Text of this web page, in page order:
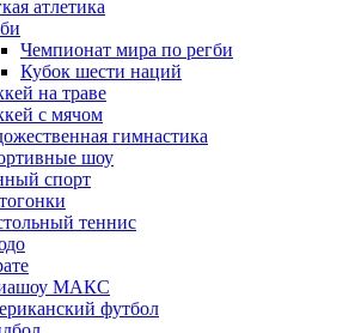
атлетика
Чемпионат мира по регби
Кубок шести наций
на траве
с мячом
гимнастика
шоу
спорт
теннис
МАКС
футбол